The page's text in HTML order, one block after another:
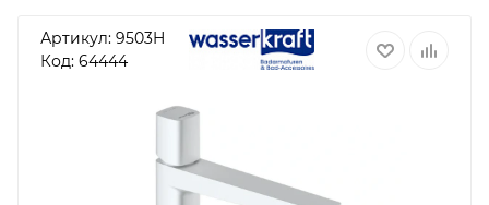
Артикул: 9503H
Код: 64444